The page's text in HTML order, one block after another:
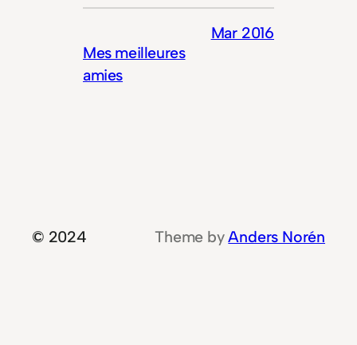
Mes meilleures
amies
Mar 2016
© 2024 Theme byAnders Norén